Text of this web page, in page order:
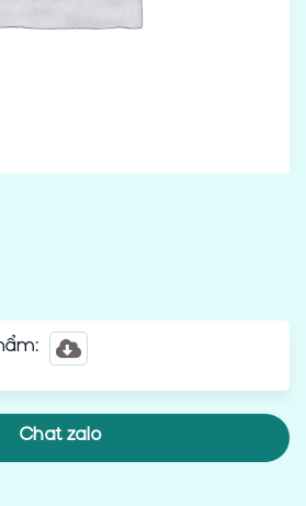
Chat zalo